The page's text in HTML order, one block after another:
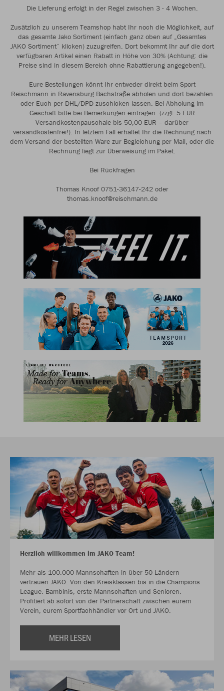
Die Lieferung erfolgt in der Regel zwischen 3 - 4 Wochen.
Zusätzlich zu unserem Teamshop habt Ihr noch die Möglichkeit, auf
das gesamte Jako Sortiment (einfach ganz oben auf „Gesamtes
JAKO Sortiment“ klicken) zuzugreifen. Dort bekommt Ihr auf die dort
verfügbaren Artikel einen Rabatt in Höhe von 30% (Achtung: die
Preise sind in diesem Bereich ohne Rabattierung angegeben!).
Eure Bestellungen könnt Ihr entweder direkt beim Sport
Reischmann in Ravensburg Bachstraße abholen und dort bezahlen
oder Euch per DHL/DPD zuschicken lassen. Bei Abholung im
Geschäft bitte bei Bemerkungen eintragen. (zzgl. 5 EUR
Versandkostenpauschale bis 50,00 EUR – darüber
versandkostenfrei!). In letztem Fall erhaltet Ihr die Rechnung nach
dem Versand der bestellten Ware zur Begleichung per Mail, oder die
Rechnung liegt zur Überweisung im Paket.
Bei Rückfragen
Thomas Knoof 0751-36147-242 oder
thomas.knoof@reischmann.de
Herzlich willkommen im JAKO Team!
Mehr als 100.000 Mannschaften in über 50 Ländern
vertrauen JAKO. Von den Kreisklassen bis in die Champions
League. Bambinis, erste Mannschaften und Senioren.
Profitiert ab sofort von der Partnerschaft zwischen eurem
Verein, eurem Sportfachhändler vor Ort und JAKO.
MEHR LESEN